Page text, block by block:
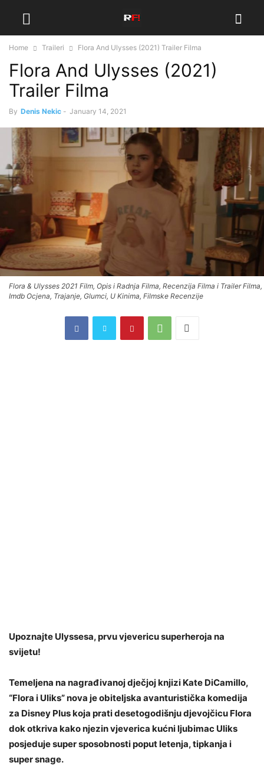
Home Traileri Flora And Ulysses (2021) Trailer Filma
Flora And Ulysses (2021)
Trailer Filma
By Denis Nekic - January 14, 2021
Flora & Ulysses 2021 Film, Opis i Radnja Filma, Recenzija Filma i Trailer Filma,
Imdb Ocjena, Trajanje, Glumci, U Kinima, Filmske Recenzije
Upoznajte Ulyssesa, prvu vjevericu superheroja na
svijetu!
Temeljena na nagrađivanoj dječjoj knjizi Kate DiCamillo,
“Flora i Uliks” nova je obiteljska avanturistička komedija
za Disney Plus koja prati desetogodišnju djevojčicu Flora
dok otkriva kako njezin vjeverica kućni ljubimac Uliks
posjeduje super sposobnosti poput letenja, tipkanja i
super snage.